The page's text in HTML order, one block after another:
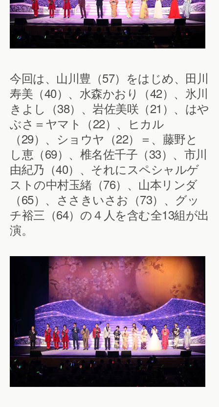
今回は、山川豊（57）をはじめ、田川
寿美（40）、水森かおり（42）、氷川
きよし（38）、岩佐美咲（21）、はや
ぶさ＝ヤマト（22）、ヒカル
（29）、ショウヤ（22）＝、藤野と
し恵（69）、椎名佐千子（33）、市川
由紀乃（40）、それにスペシャルゲ
ストの中村玉緒（76）、山本リンダ
（65）、ささきいさお（73）、グッ
チ裕三（64）の４人を含む全13組が出
演。